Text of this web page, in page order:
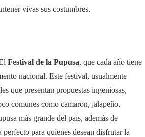
vivas sus costumbres.
Festival de la Pupusa, que cada año tiene
nacional. Este festival, usualmente
que presentan propuestas ingeniosas,
comunes como camarón, jalapeño,
más grande del país, además de
para quienes desean disfrutar la